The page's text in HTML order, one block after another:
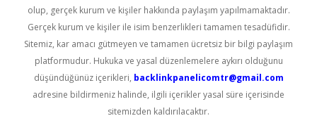
olup, gerçek kurum ve kişiler hakkında paylaşım yapılmamaktadır.
Gerçek kurum ve kişiler ile isim benzerlikleri tamamen tesadüfidir.
Sitemiz, kar amacı gütmeyen ve tamamen ücretsiz bir bilgi paylaşım
platformudur. Hukuka ve yasal düzenlemelere aykırı olduğunu
düşündüğünüz içerikleri, backlinkpanelicomtr@gmail.com
adresine bildirmeniz halinde, ilgili içerikler yasal süre içerisinde
sitemizden kaldırılacaktır.